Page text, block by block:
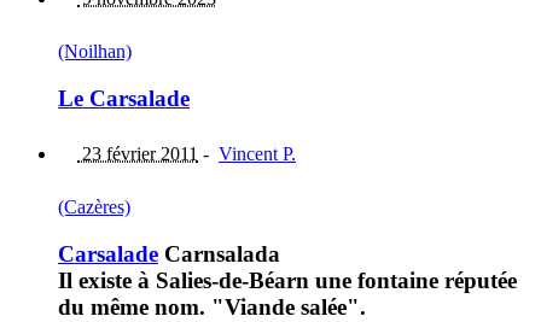
(Noilhan)
Le Carsalade
23 février 2011 - Vincent P.
(Cazères)
Carsalade Carnsalada
Il existe à Salies-de-Béarn une fontaine réputée
du même nom. "Viande salée".